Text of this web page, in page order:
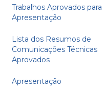
Trabalhos Aprovados para
Apresentação
Lista dos Resumos de
Comunicações Técnicas
Aprovados
Apresentação